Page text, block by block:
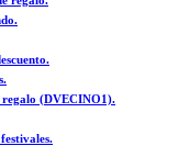
(DVECINO1).